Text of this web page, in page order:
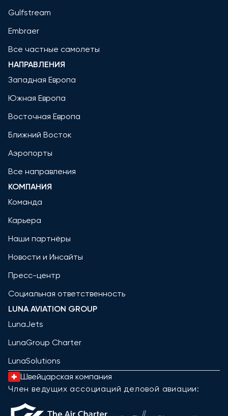
Gulfstream
Embraer
Все частные самолеты
НАПРАВЛЕНИЯ
Западная Европа
Южная Европа
Восточная Европа
Ближний Восток
Аэропорты
Все направления
КОМПАНИЯ
Команда
Карьера
Наши партнёры
Новости и Инсайты
Пресс-центр
Социальная ответственность
LUNA AVIATION GROUP
LunaJets
LunaGroup Charter
LunaSolutions
Швейцарская компания
Член ведущих ассоциаций деловой авиации: